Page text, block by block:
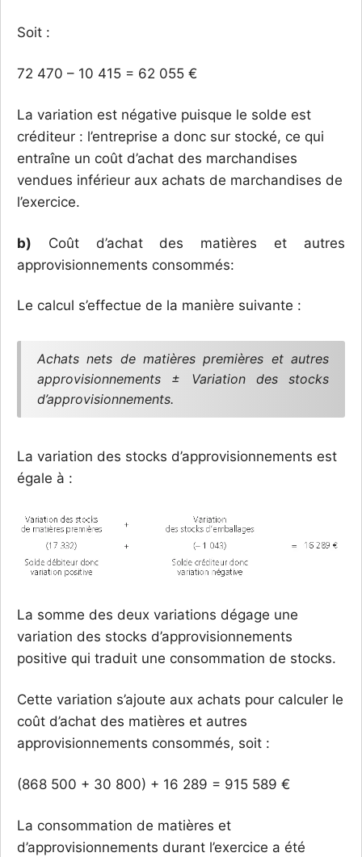
Soit :
72 470 – 10 415 = 62 055 €
La variation est négative puisque le solde est
créditeur : l’entreprise a donc sur stocké, ce qui
entraîne un coût d’achat des marchandises
vendues inférieur aux achats de marchandises de
l’exercice.
b) Coût d’achat des matières et autres
approvisionnements consommés:
Le calcul s’effectue de la manière suivante :
Achats nets de matières premières et autres
approvisionnements ± Variation des stocks
d’approvisionnements.
La variation des stocks d’approvisionnements est
égale à :
La somme des deux variations dégage une
variation des stocks d’approvisionnements
positive qui traduit une consommation de stocks.
Cette variation s’ajoute aux achats pour calculer le
coût d’achat des matières et autres
approvisionnements consommés, soit :
(868 500 + 30 800) + 16 289 = 915 589 €
La consommation de matières et
d’approvisionnements durant l’exercice a été